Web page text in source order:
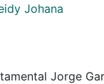
Johana
Jorge